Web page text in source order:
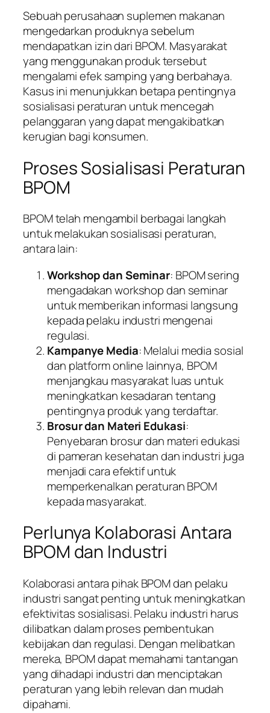
Sebuah perusahaan suplemen makanan
mengedarkan produknya sebelum
mendapatkan izin dari BPOM. Masyarakat
yang menggunakan produk tersebut
mengalami efek samping yang berbahaya.
Kasus ini menunjukkan betapa pentingnya
sosialisasi peraturan untuk mencegah
pelanggaran yang dapat mengakibatkan
kerugian bagi konsumen.
Proses Sosialisasi Peraturan
BPOM
BPOM telah mengambil berbagai langkah
untuk melakukan sosialisasi peraturan,
antara lain:
Workshop dan Seminar: BPOM sering
mengadakan workshop dan seminar
untuk memberikan informasi langsung
kepada pelaku industri mengenai
regulasi.
Kampanye Media: Melalui media sosial
dan platform online lainnya, BPOM
menjangkau masyarakat luas untuk
meningkatkan kesadaran tentang
pentingnya produk yang terdaftar.
Brosur dan Materi Edukasi:
Penyebaran brosur dan materi edukasi
di pameran kesehatan dan industri juga
menjadi cara efektif untuk
memperkenalkan peraturan BPOM
kepada masyarakat.
Perlunya Kolaborasi Antara
BPOM dan Industri
Kolaborasi antara pihak BPOM dan pelaku
industri sangat penting untuk meningkatkan
efektivitas sosialisasi. Pelaku industri harus
dilibatkan dalam proses pembentukan
kebijakan dan regulasi. Dengan melibatkan
mereka, BPOM dapat memahami tantangan
yang dihadapi industri dan menciptakan
peraturan yang lebih relevan dan mudah
dipahami.